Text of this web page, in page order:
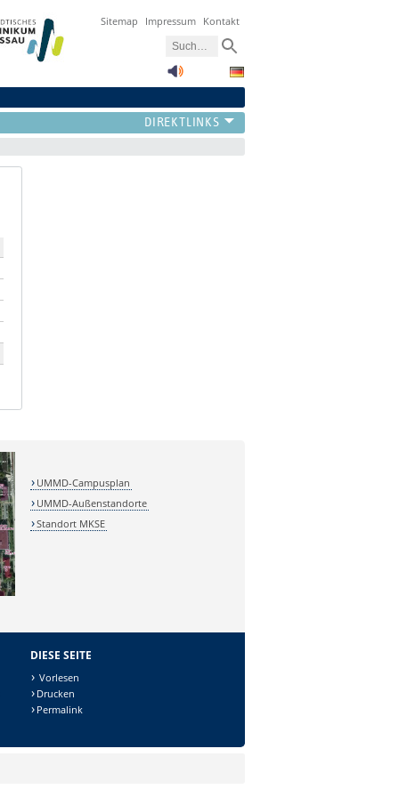
Sitemap Impressum Kontakt
UMMD-Campusplan
UMMD-Außenstandorte
Standort MKSE
DIESE SEITE
Vorlesen
Drucken
Permalink